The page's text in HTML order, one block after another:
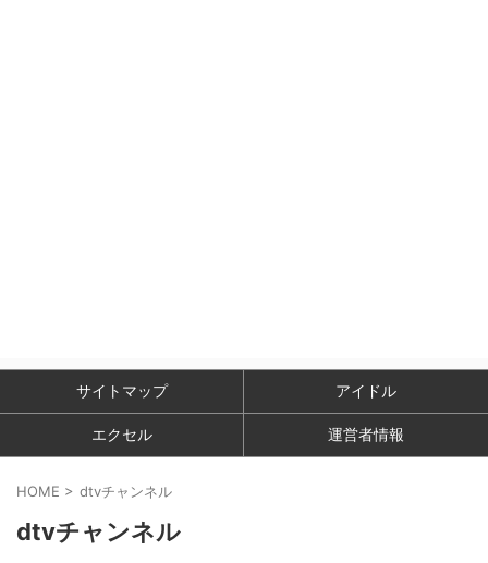
サイトマップ アイドル
エクセル 運営者情報
HOME > dtvチャンネル
dtvチャンネル